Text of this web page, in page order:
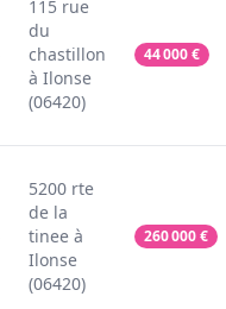
115 rue
du
chastillon
à Ilonse
(06420)
44 000€
5200 rte
de la
tinee à
Ilonse
(06420)
260 000€